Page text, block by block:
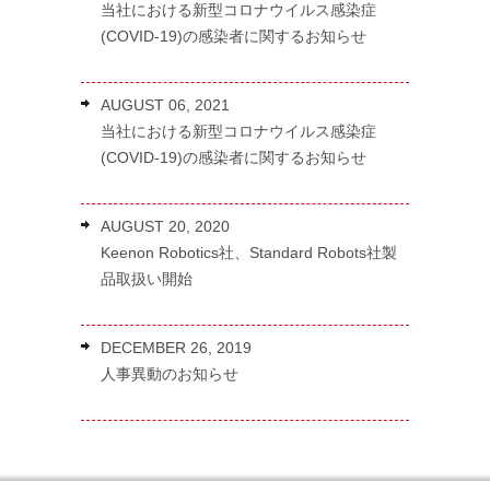
当社における新型コロナウイルス感染症
(COVID-19)の感染者に関するお知らせ
AUGUST 06, 2021
当社における新型コロナウイルス感染症
(COVID-19)の感染者に関するお知らせ
AUGUST 20, 2020
Keenon Robotics社、Standard Robots社製
品取扱い開始
DECEMBER 26, 2019
人事異動のお知らせ